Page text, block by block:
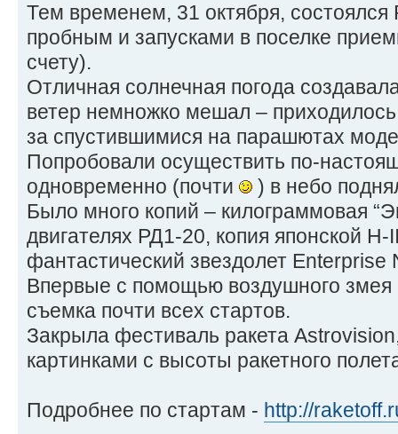
Тем временем, 31 октября,
пробным и запусками в поселке
счету).
Отличная солнечная погода
ветер немножко мешал –
за спустившимися на парашютах
Попробовали осуществить по-
одновременно (почти
) в небо
Было много копий – килограммовая
двигателях РД1-20, копия японской H-
фантастический звездолет Enterprise
Впервые с помощью воздушного змея
съемка почти всех стартов.
Закрыла фестиваль ракета
картинками с высоты ракетного
Подробнее по стартам - http://